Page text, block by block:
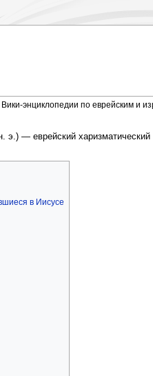
энциклопедии по еврейским и
э.) — еврейский
в Иисусе